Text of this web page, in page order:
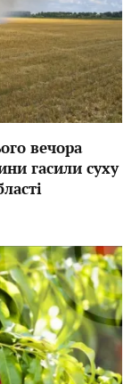
вечора
гасили суху